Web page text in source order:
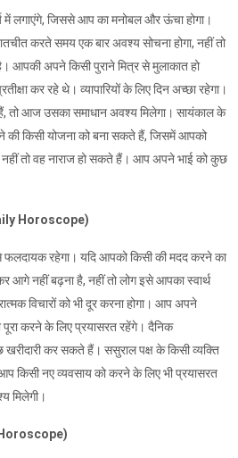
लगाएंगे, जिससे आप का मनोबल और ऊंचा होगा।
करते समय एक बार अवश्य सोचना होगा, नहीं तो
आपकी अपने किसी पुराने मित्र से मुलाकात हो
कर रहे थे। व्यापारियों के लिए दिन अच्छा रहेगा।
तो आज उसका समाधान अवश्य मिलेगा। सायंकाल के
की किसी योजना को बना सकते हैं, जिसमें आपको
नहीं तो वह नाराज हो सकते हैं। आप अपने भाई को कुछ
Horoscope)
रहेगा। यदि आपको किसी की मदद करने का
आगे नहीं बढ़ना है, नहीं तो लोग इसे आपका स्वार्थ
विचारों को भी दूर करना होगा। आप अपने
करने के लिए प्रयासरत रहेंगे। दैनिक
कर सकते हैं। ससुराल पक्ष के किसी व्यक्ति
नए व्यवसाय को करने के लिए भी प्रयासरत
मिलेगी।
Horoscope)